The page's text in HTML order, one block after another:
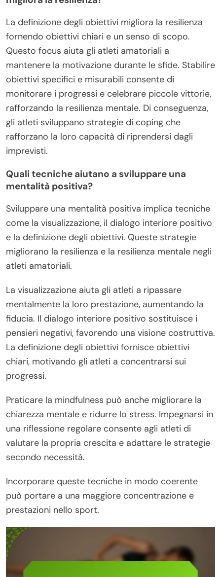
La definizione degli obiettivi migliora la resilienza
fornendo obiettivi chiari e un senso di scopo.
Questo focus aiuta gli atleti amatoriali a
mantenere la motivazione durante le sfide. Stabilire
obiettivi specifici e misurabili consente di
monitorare i progressi e celebrare piccole vittorie,
rafforzando la resilienza mentale. Di conseguenza,
gli atleti sviluppano strategie di coping che
rafforzano la loro capacità di riprendersi dagli
imprevisti.
Quali tecniche aiutano a sviluppare una
mentalità positiva?
Sviluppare una mentalità positiva implica tecniche
come la visualizzazione, il dialogo interiore positivo
e la definizione degli obiettivi. Queste strategie
migliorano la resilienza e la resilienza mentale negli
atleti amatoriali.
La visualizzazione aiuta gli atleti a ripassare
mentalmente la loro prestazione, aumentando la
fiducia. Il dialogo interiore positivo sostituisce i
pensieri negativi, favorendo una visione costruttiva.
La definizione degli obiettivi fornisce obiettivi
chiari, motivando gli atleti a concentrarsi sui
progressi.
Praticare la mindfulness può anche migliorare la
chiarezza mentale e ridurre lo stress. Impegnarsi in
una riflessione regolare consente agli atleti di
valutare la propria crescita e adattare le strategie
secondo necessità.
Incorporare queste tecniche in modo coerente
può portare a una maggiore concentrazione e
prestazioni nello sport.